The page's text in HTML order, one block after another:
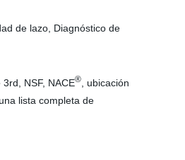
de lazo, Diagnóstico de
NSF, NACE® , ubicación
lista completa de